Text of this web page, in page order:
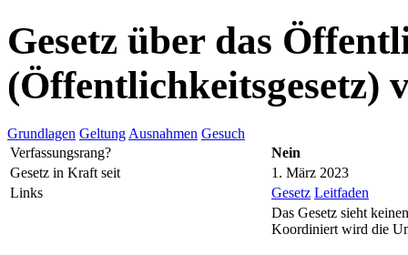
Gesetz über das
(Öffentlichkeitsgesetz)
Grundlagen Geltung Ausnahmen Gesuch
Verfassungsrang?
Nein
Gesetz in Kraft seit
1. März 2023
Links
Gesetz Leitfaden
Das Gesetz sieht
Koordiniert wird die